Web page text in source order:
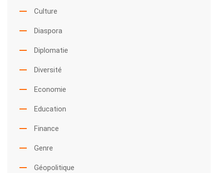
Culture
Diaspora
Diplomatie
Diversité
Economie
Education
Finance
Genre
Géopolitique